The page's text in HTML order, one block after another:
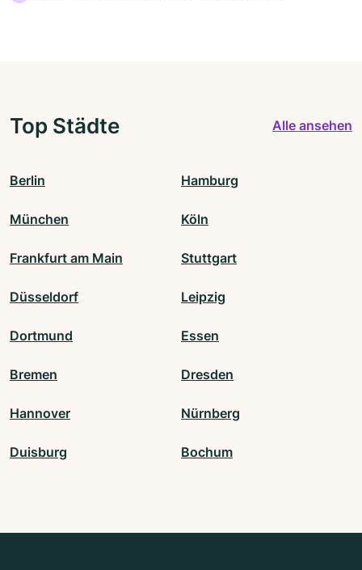
Top Städte Alle ansehen
Berlin Hamburg
München Köln
Frankfurt am Main Stuttgart
Düsseldorf Leipzig
Dortmund Essen
Bremen Dresden
Hannover Nürnberg
Duisburg Bochum